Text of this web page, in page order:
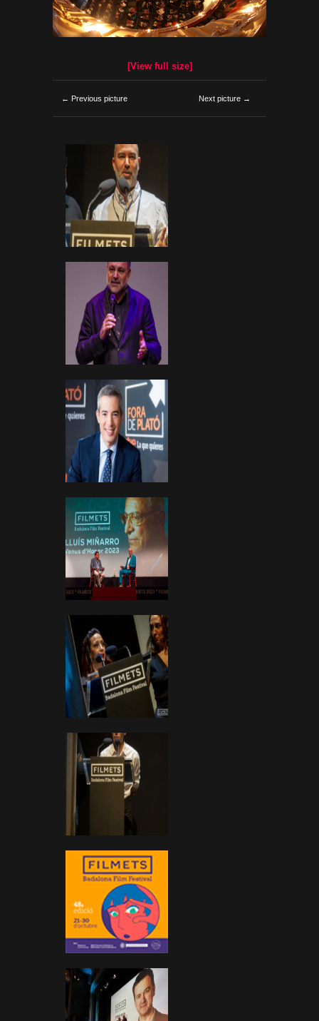
[View full size]
← Previous picture Next picture →